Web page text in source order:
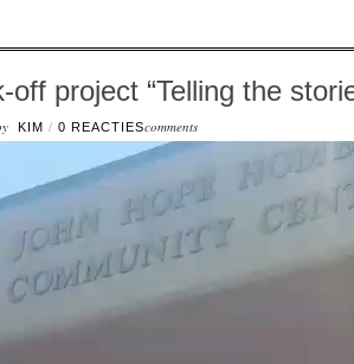
off project “Telling the
KIM / 0 REACTIEScomments